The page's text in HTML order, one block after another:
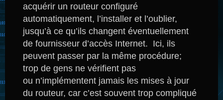
acquérir un routeur configuré
automatiquement, l’installer et l’oublier,
jusqu’à ce qu’ils changent éventuellement
de fournisseur d’accès Internet. Ici, ils
peuvent passer par la même procédure;
trop de gens ne vérifient pas
ou n’implémentent jamais les mises à jour
du routeur, car c’est souvent trop compliqué